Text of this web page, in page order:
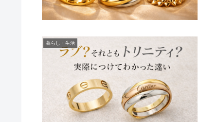
暮らし・生活